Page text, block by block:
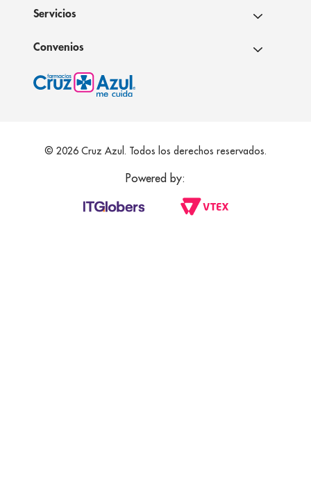
Servicios
Convenios
© 2026 Cruz Azul. Todos los derechos reservados.
Powered by: